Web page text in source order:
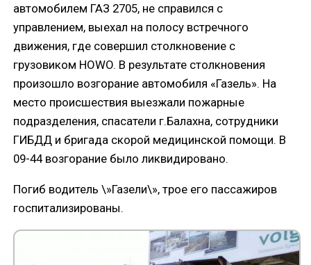
автомобилем ГАЗ 2705, не справился с
управлением, выехал на полосу встречного
движения, где совершил столкновение с
грузовиком HOWO. В результате столкновения
произошло возгорание автомобиля «Газель». На
место происшествия выезжали пожарные
подразделения, спасатели г.Балахна, сотрудники
ГИБДД и бригада скорой медицинской помощи. В
09-44 возгорание было ликвидировано.
Погиб водитель \»Газели\», трое его пассажиров
госпитализированы.